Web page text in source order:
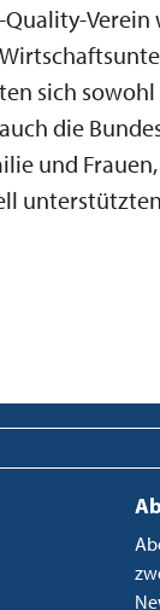
Verein
sich
die
und